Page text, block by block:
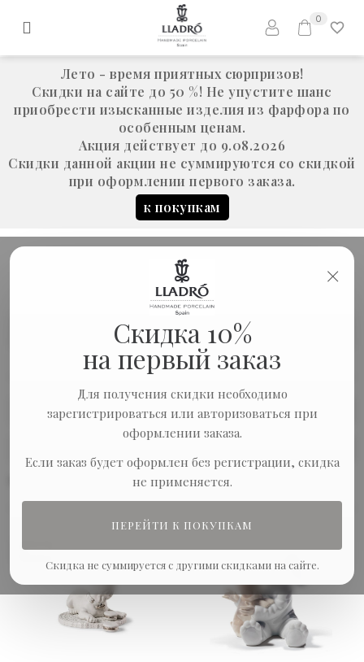
Лето - время приятных сюрпризов!
Скидки на сайте до 50 %! Не упустите шанс
приобрести изысканные изделия из фарфора по
особенным ценам.
Акция действует до 9.08.2026
Скидки данной акции не суммируются со скидкой
при оформлении первого заказа.
к покупкам
0
×
Скидка 10%
на первый заказ
Для получения скидки необходимо
зарегистрироваться или авторизоваться при
оформлении заказа.
Если заказ будет оформлен без регистрации, скидка
не применяется.
ПЕРЕЙТИ К ПОКУПКАМ
Скидка не суммируется с другими скидками на сайте.
В НАЛИЧИИ «ЖИВОТНЫЕ И ПТИЦЫ»
В наличии «животные и
птицы»
Сортировка:
-10%